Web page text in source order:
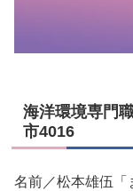
海洋環境専門
市4016
名前／松本雄伍「